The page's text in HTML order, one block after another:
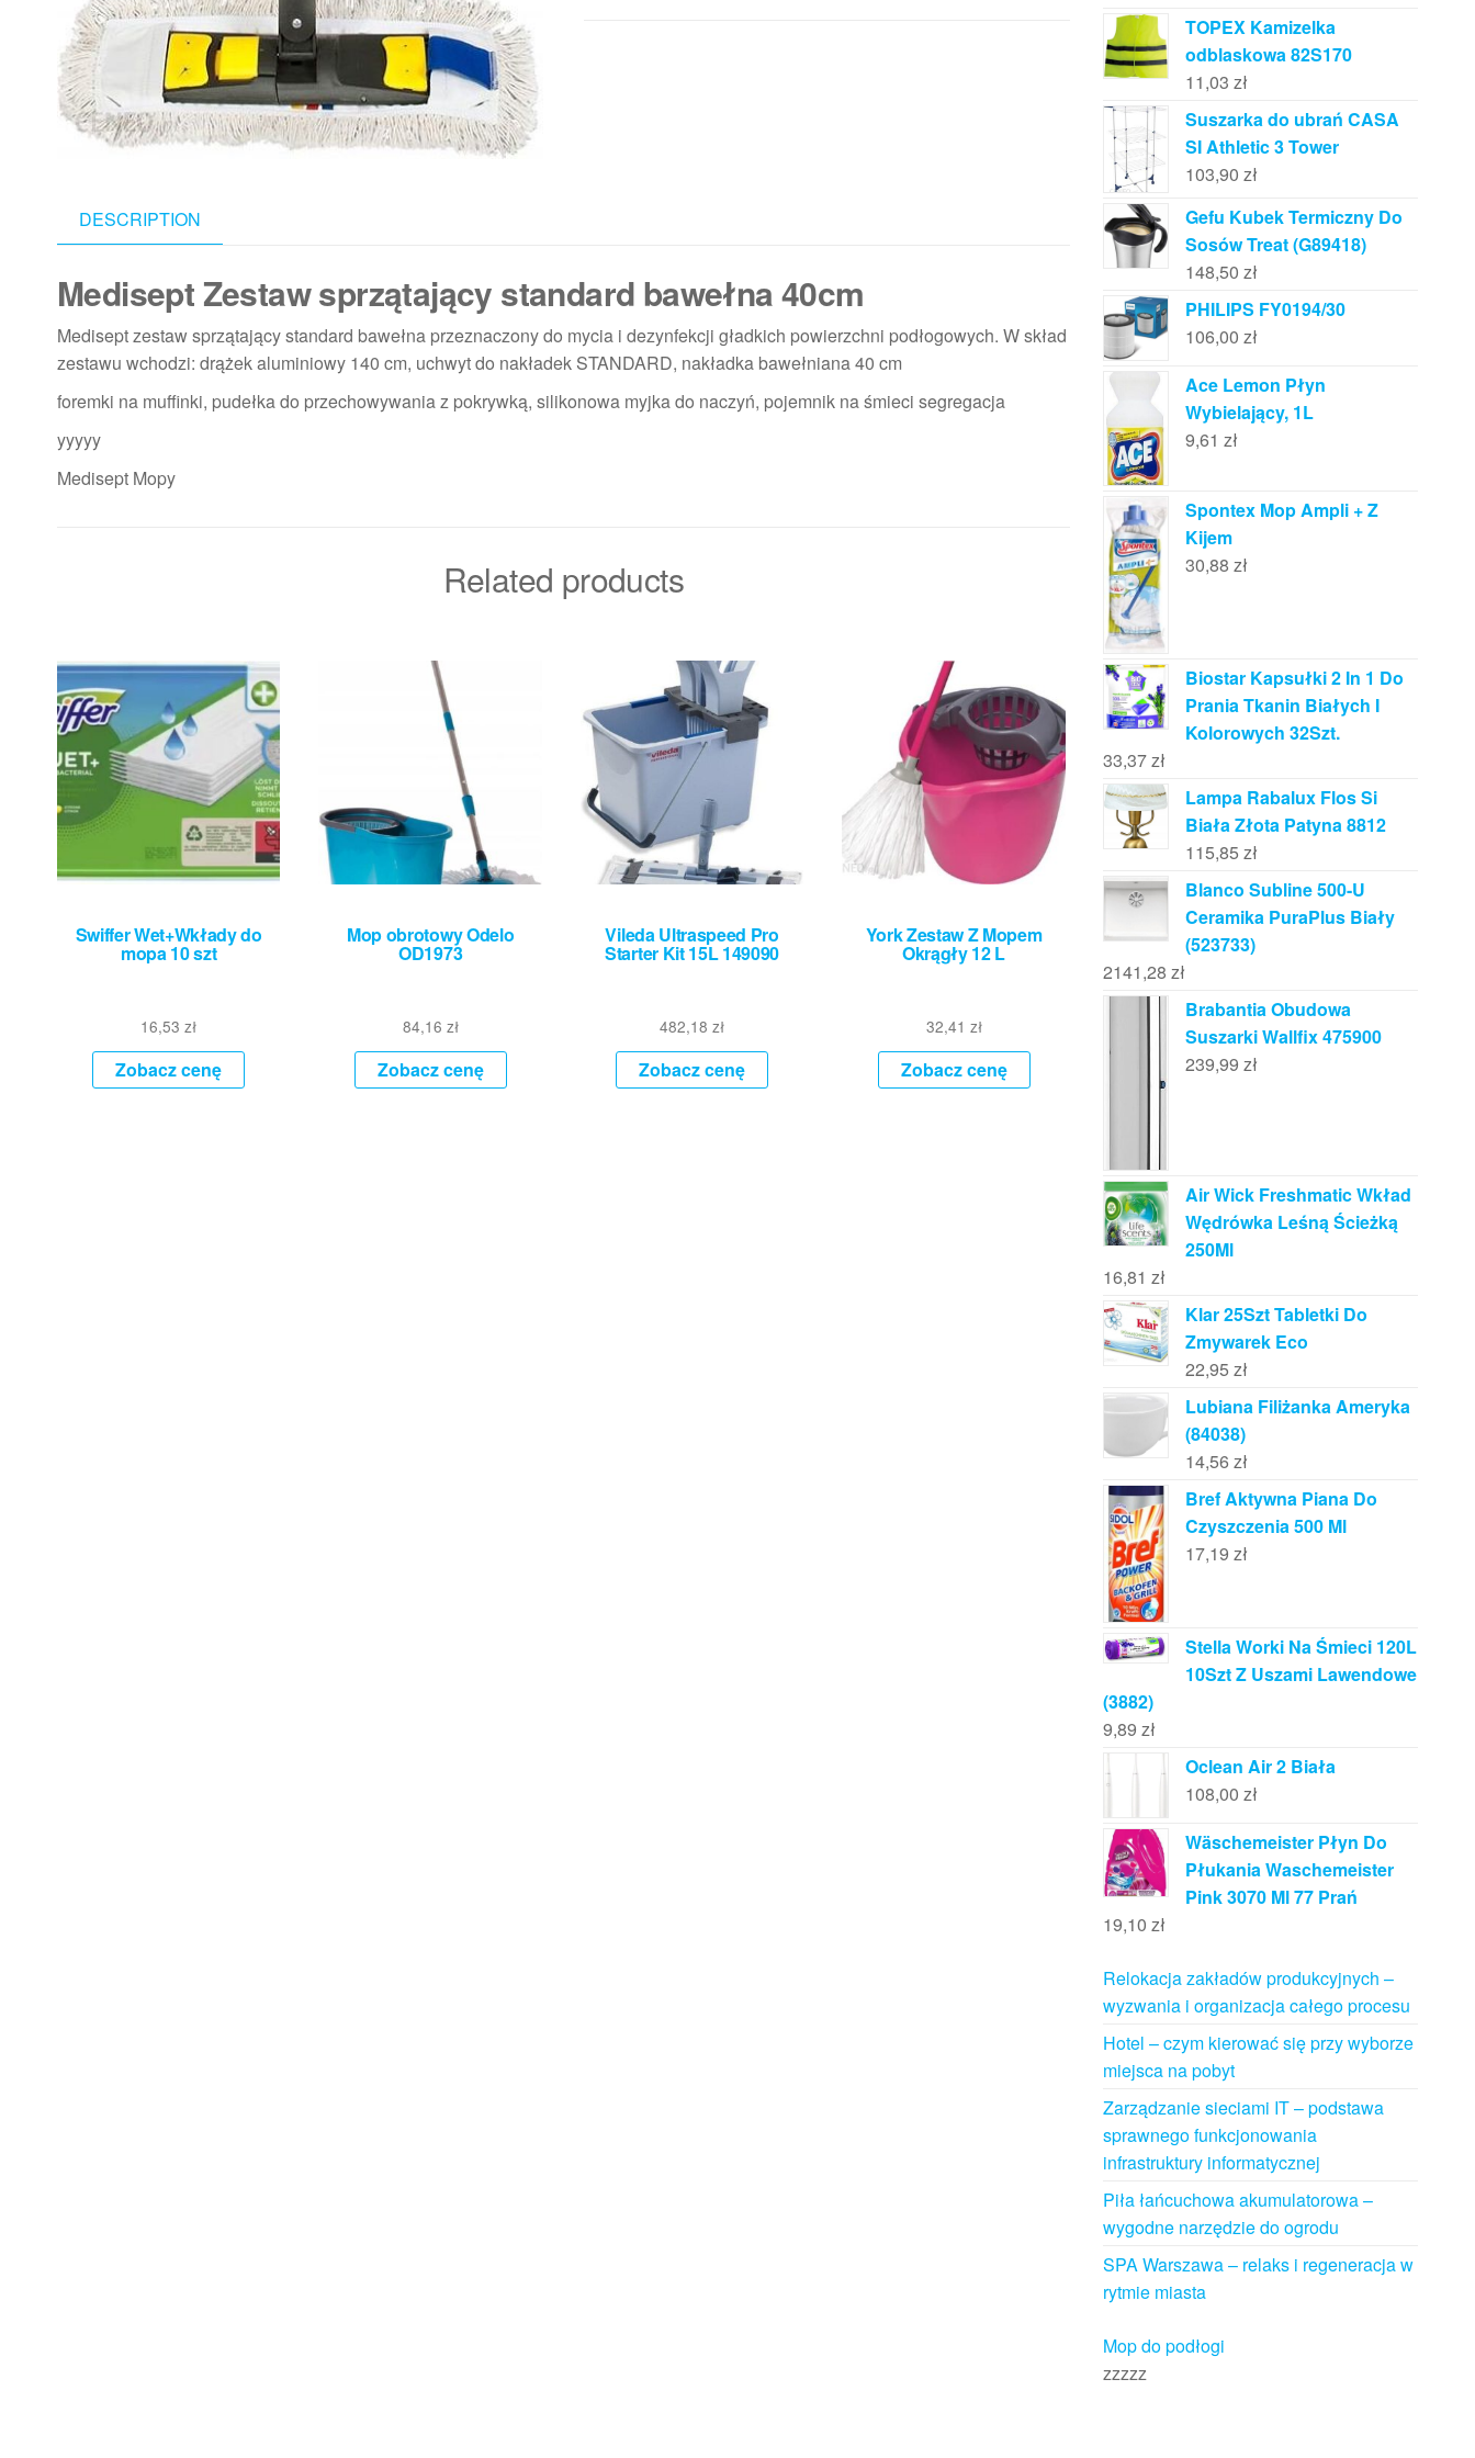
DESCRIPTION
Medisept Zestaw sprzątający standard bawełna 40cm
Medisept zestaw sprzątający standard bawełna przeznaczony do mycia i dezynfekcji gładkich powierzchni podłogowych. W skład
zestawu wchodzi: drążek aluminiowy 140 cm, uchwyt do nakładek STANDARD, nakładka bawełniana 40 cm
foremki na muffinki, pudełka do przechowywania z pokrywką, silikonowa myjka do naczyń, pojemnik na śmieci segregacja
yyyyy
Medisept Mopy
Related products
Swiffer Wet+Wkłady do
mopa 10 szt
16,53zł
Zobacz cenę
Mop obrotowy Odelo
OD1973
84,16 zł
Zobacz cenę
Vileda Ultraspeed Pro
Starter Kit 15L 149090
482,18zł
Zobacz cenę
York Zestaw Z Mopem
Okrągły 12 L
32,41 zł
Zobacz cenę
TOPEX Kamizelka
odblaskowa 82S170
11,03 zł
Suszarka do ubrań CASA
SI Athletic 3 Tower
103,90 zł
Gefu Kubek Termiczny Do
Sosów Treat (G89418)
148,50 zł
PHILIPS FY0194/30
106,00 zł
Ace Lemon Płyn
Wybielający, 1L
9,61 zł
Spontex Mop Ampli + Z
Kijem
30,88 zł
Biostar Kapsułki 2 In 1 Do
Prania Tkanin Białych I
Kolorowych 32Szt.
33,37zł
Lampa Rabalux Flos Si
Biała Złota Patyna 8812
115,85 zł
Blanco Subline 500-U
Ceramika PuraPlus Biały
(523733)
2141,28 zł
Brabantia Obudowa
Suszarki Wallfix 475900
239,99 zł
Air Wick Freshmatic Wkład
Wędrówka Leśną Ścieżką
250Ml
16,81 zł
Klar 25Szt Tabletki Do
Zmywarek Eco
22,95 zł
Lubiana Filiżanka Ameryka
(84038)
14,56 zł
Bref Aktywna Piana Do
Czyszczenia 500 Ml
17,19 zł
Stella Worki Na Śmieci 120L
10Szt Z Uszami Lawendowe
(3882)
9,89 zł
Oclean Air 2 Biała
108,00 zł
Wäschemeister Płyn Do
Płukania Waschemeister
Pink 3070 Ml 77 Prań
19,10 zł
Relokacja zakładów produkcyjnych –
wyzwania i organizacja całego procesu
Hotel – czym kierować się przy wyborze
miejsca na pobyt
Zarządzanie sieciami IT – podstawa
sprawnego funkcjonowania
infrastruktury informatycznej
Piła łańcuchowa akumulatorowa –
wygodne narzędzie do ogrodu
SPA Warszawa – relaks i regeneracja w
rytmie miasta
Mop do podłogi
zzzzz